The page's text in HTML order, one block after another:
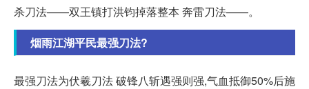
杀刀法——双王镇打洪钧掉落整本 奔雷刀法——。
烟雨江湖平民最强刀法?
最强刀法为伏羲刀法 破锋八斩遇强则强,气血抵御50%后施